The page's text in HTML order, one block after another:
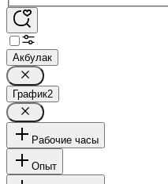
Акбулак
График2
Рабочие часы
Опыт